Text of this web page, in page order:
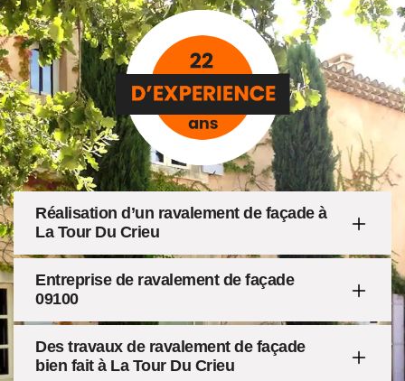
Réalisation d’un ravalement de façade à
La Tour Du Crieu
Entreprise de ravalement de façade
09100
Des travaux de ravalement de façade
bien fait à La Tour Du Crieu